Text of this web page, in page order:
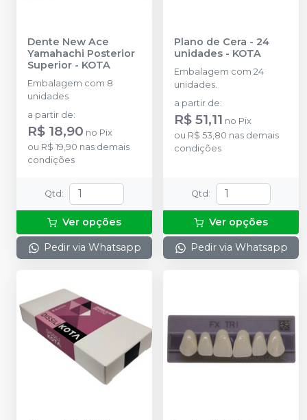
Dente New Ace
Yamahachi Posterior
Superior - KOTA
Embalagem com 8
unidades
a partir de:
R$ 18,90 no Pix
ou R$ 19,90 nas demais
condições
Qtd :
Ver opções
Pedir via Whatsapp
Plano de Cera - 24
unidades - KOTA
Embalagem com 24
unidades.
a partir de:
R$ 51,11 no Pix
ou R$ 53,80 nas demais
condições
Qtd :
Ver opções
Pedir via Whatsapp